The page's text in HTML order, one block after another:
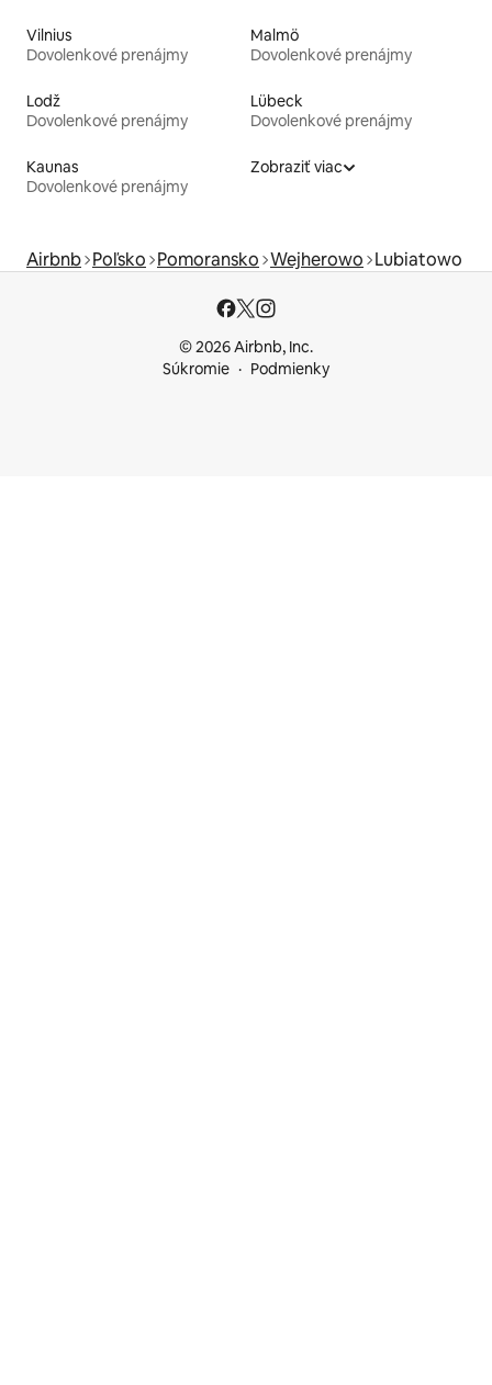
Vilnius
Dovolenkové prenájmy
Malmö
Dovolenkové prenájmy
Lodž
Dovolenkové prenájmy
Lübeck
Dovolenkové prenájmy
Kaunas
Dovolenkové prenájmy
Zobraziť viac
Airbnb Poľsko Pomoransko Wejherowo Lubiatowo
© 2026 Airbnb, Inc.
Súkromie
Podmienky